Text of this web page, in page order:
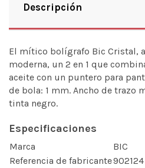
Descripción
El mítico bolígrafo Bic Cristal,
moderna, un 2 en 1 que
aceite con un puntero para
de bola: 1 mm. Ancho de trazo
tinta negro.
Especificaciones
Marca
BIC
Referencia de fabricante902124